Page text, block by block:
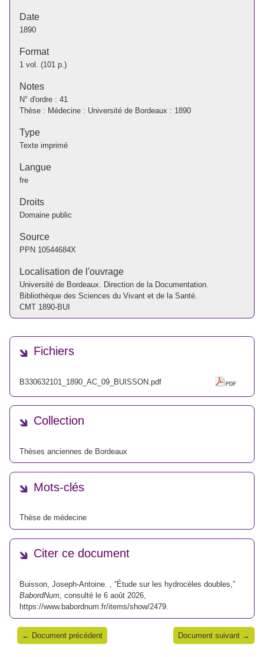
Date
1890
Format
1 vol. (101 p.)
Notes
N° d'ordre : 41
Thèse : Médecine : Université de Bordeaux : 1890
Type
Texte imprimé
Langue
fre
Droits
Domaine public
Source
PPN 10544684X
Localisation de l'ouvrage
Université de Bordeaux. Direction de la Documentation.
Bibliothèque des Sciences du Vivant et de la Santé.
CMT 1890-BUI
Fichiers
B330632101_1890_AC_09_BUISSON.pdf
Collection
Thèses anciennes de Bordeaux
Mots-clés
Thèse de médecine
Citer ce document
Buisson, Joseph-Antoine. , “Étude sur les hydrocèles doubles,”
BabordNum , consulté le 6 août 2026,
https://www.babordnum.fr/items/show/2479
← Document précédent Document suivant →